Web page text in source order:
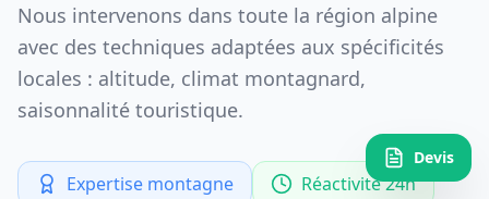
Nous intervenons dans toute la région alpine
avec des techniques adaptées aux spécificités
locales : altitude, climat montagnard,
saisonnalité touristique.
Expertise montagne Réactivité 24h
Devis